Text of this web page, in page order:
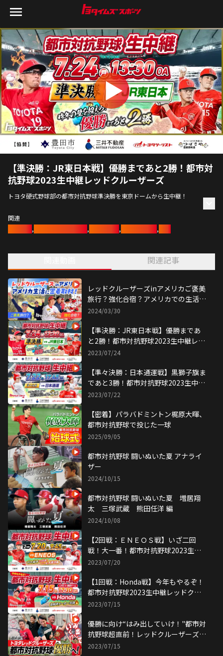
【準決勝：JR東日本戦】優勝まであと2勝！都市対
抗野球2023生中継レッドクルーザーズ
トヨタ硬式野球部の都市対抗野球準決勝を東京ドームから生中継！
実況の森田キャスター・解説の元硬式野球部竹内さんに加え、今回も豪
華ゲストと一緒に、熱く激しく生放送🔥
そして、長﨑望未レポーターが盛り上がるスタンド席の様子もお届けし
昨年の壁を超えろ！レッドクルーザーズ！
協賛：豊田市、三井不動産、トヨタツーリスト、つばさや豊田西町店
関連
, , , ,
関連記事
レッドクルーザーズinアメリカご褒美
旅行？強化合宿？アメリカでの生活に
密着！
2024/03/30
【準決勝：JR東日本戦】優勝まであ
と2勝！都市対抗野球2023生中継レッ
ドクルーザーズ
2023/07/24
【準々決勝：日本通運戦】黒獅子旗ま
であと3勝！都市対抗野球2023生中継
レッドクルーザーズ
2023/07/22
【密着】パラバドミントン梶原大暉、
都市対抗野球で投じた一球
2025/09/05
都市対抗野球 闘いぬいた夏 アナライ
ザー
2024/10/15
都市対抗野球 闘いぬいた夏 増居翔
太 三塚武蔵 熊田任洋 編
2024/10/08
【2回戦：ＥＮＥＯＳ戦】いざ二回
戦！大一番！都市対抗野球2023生中
継レッドクルーザーズ
2023/07/20
【1回戦：Honda戦】今年もやるぞ！
都市対抗野球2023生中継レッドクル
ーザーズ
2023/07/15
優勝に向け“はみ出していけ！"都市対
抗野球超直前！レッドクルーザーズ特
集！
2023/07/15